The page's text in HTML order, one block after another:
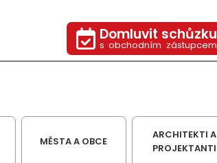
Domluvit schůzku
s obchodním zástupcem
MĚSTA A OBCE
ARCHITEKTI A
PROJEKTANTI